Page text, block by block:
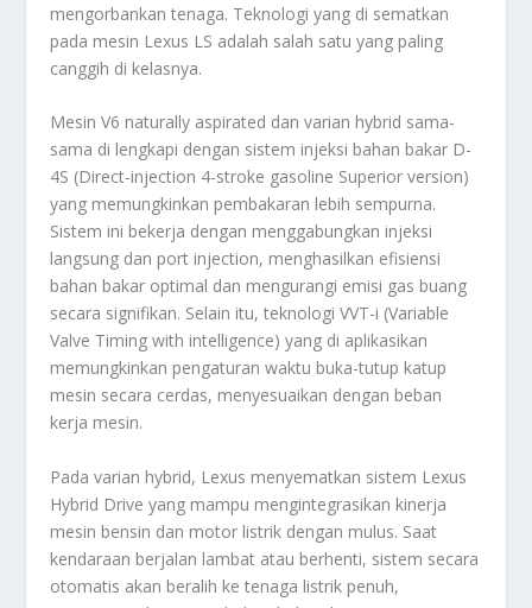
mengorbankan tenaga. Teknologi yang di sematkan
pada mesin Lexus LS adalah salah satu yang paling
canggih di kelasnya.
Mesin V6 naturally aspirated dan varian hybrid sama-
sama di lengkapi dengan sistem injeksi bahan bakar D-
4S (Direct-injection 4-stroke gasoline Superior version)
yang memungkinkan pembakaran lebih sempurna.
Sistem ini bekerja dengan menggabungkan injeksi
langsung dan port injection, menghasilkan efisiensi
bahan bakar optimal dan mengurangi emisi gas buang
secara signifikan. Selain itu, teknologi VVT-i (Variable
Valve Timing with intelligence) yang di aplikasikan
memungkinkan pengaturan waktu buka-tutup katup
mesin secara cerdas, menyesuaikan dengan beban
kerja mesin.
Pada varian hybrid, Lexus menyematkan sistem Lexus
Hybrid Drive yang mampu mengintegrasikan kinerja
mesin bensin dan motor listrik dengan mulus. Saat
kendaraan berjalan lambat atau berhenti, sistem secara
otomatis akan beralih ke tenaga listrik penuh,